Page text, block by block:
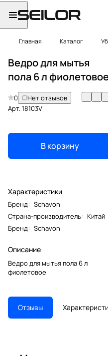
Главная Каталог
Ведро для мытья
пола 6 л фиолетовое
0
Нет отзывов
Арт.18103V
В корзину
Характеристики
Бренд: Schavon
Страна-производитель: Китай
Бренд: Schavon
Описание
Ведро для мытья пола 6 л
фиолетовое
Отзывы